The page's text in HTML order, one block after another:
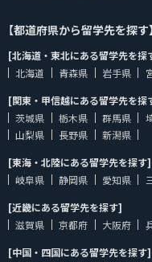
【都道府県から留学先を探す】
[北海道・東北にある留学先を探
北海道
青森県 岩手県
[関東・甲信越にある留学先を探
茨城県
栃木県 群馬県
山梨県
長野県
新潟県
[東海・北陸にある留学先を探す]
岐阜県
静岡県 愛知県
[近畿にある留学先を探す]
滋賀県
京都府 大阪府
[中国・四国にある留学先を探す]